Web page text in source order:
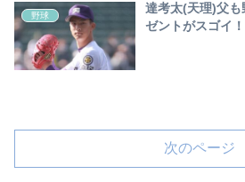
野球
達考太(天理)父
ゼントがスゴイ！
次のページ